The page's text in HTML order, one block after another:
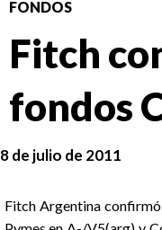
FONDOS
Fitch
fondos
8 de julio de 2011
Fitch Argentina